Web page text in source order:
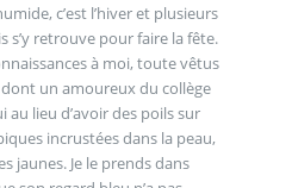
c’est l’hiver et plusieurs
s’y retrouve pour faire la fête.
à moi, toute vêtus
un amoureux du collège
lieu d’avoir des poils sur
incrustées dans la peau,
jaunes. Je le prends dans